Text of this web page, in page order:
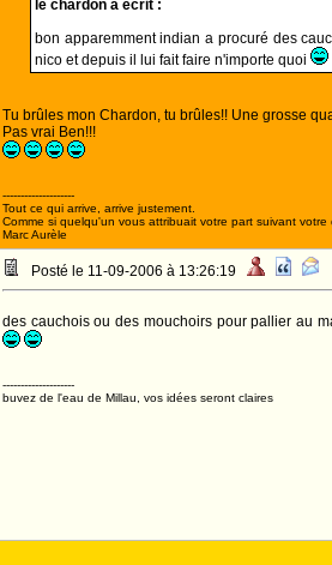
le chardon a écrit :
bon apparemment indian a procuré des
nico et depuis il lui fait faire n'importe quoi
Tu brûles mon Chardon, tu brûles!! Une grosse
Pas vrai Ben!!!
--------------------
Tout ce qui arrive, arrive justement.
Comme si quelqu'un vous attribuait votre part suivant votre
Marc Aurèle
Posté le 11-09-2006 à 13:26:19
des cauchois ou des mouchoirs pour pallier au
--------------------
buvez de l'eau de Millau, vos idées seront claires